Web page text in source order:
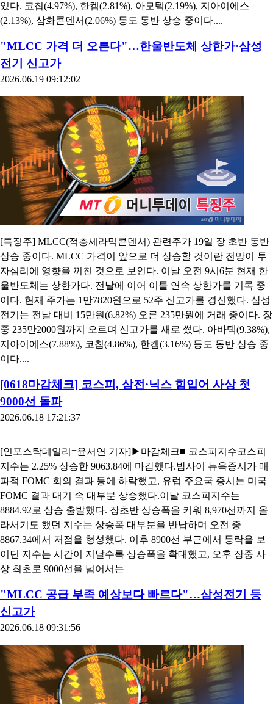
있다. 코칩(4.97%), 한켐(2.81%), 아모텍(2.19%), 지아이에스
(2.13%), 삼화콘덴서(2.06%) 등도 동반 상승 중이다....
"MLCC 가격 더 오른다"…한울반도체 상한가·삼성
전기 신고가
2026.06.19 09:12:02
[특징주] MLCC(적층세라믹콘덴서) 관련주가 19일 장 초반 동반
상승 중이다. MLCC 가격이 앞으로 더 상승할 것이란 전망이 투
자심리에 영향을 끼친 것으로 보인다. 이날 오전 9시6분 현재 한
울반도체는 상한가다. 전날에 이어 이틀 연속 상한가를 기록 중
이다. 현재 주가는 1만7820원으로 52주 신고가를 경신했다. 삼성
전기는 전날 대비 15만원(6.82%) 오른 235만원에 거래 중이다. 장
중 235만2000원까지 오르며 신고가를 새로 썼다. 아바텍(9.38%),
지아이에스(7.88%), 코칩(4.86%), 한켐(3.16%) 등도 동반 상승 중
이다....
[0618마감체크] 코스피, 삼전·닉스 힘입어 사상 첫
9000선 돌파
2026.06.18 17:21:37
[인포스탁데일리=윤서연 기자]▶마감체크■ 코스피지수코스피
지수는 2.25% 상승한 9063.84에 마감했다.밤사이 뉴욕증시가 매
파적 FOMC 회의 결과 등에 하락했고, 유럽 주요국 증시는 미국
FOMC 결과 대기 속 대부분 상승했다.이날 코스피지수는
8884.92로 상승 출발했다. 장초반 상승폭을 키워 8,970선까지 올
라서기도 했던 지수는 상승폭 대부분을 반납하며 오전 중
8867.34에서 저점을 형성했다. 이후 8900선 부근에서 등락을 보
이던 지수는 시간이 지날수록 상승폭을 확대했고, 오후 장중 사
상 최초로 9000선을 넘어서는
"MLCC 공급 부족 예상보다 빠르다"…삼성전기 등
신고가
2026.06.18 09:31:56